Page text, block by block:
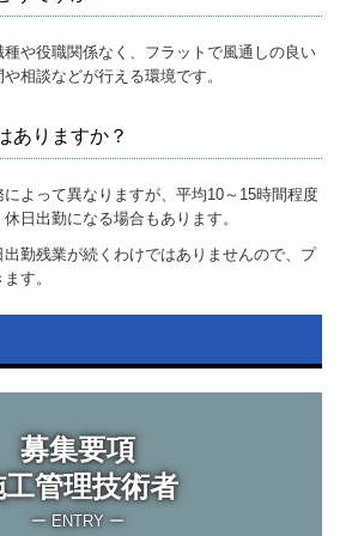
や役職関係なく、フラットで風通しの良い
相談などが行える環境です。
ありますか？
よって異なりますが、平均10～15時間程度
日出勤になる場合もあります。
勤残業が続くわけではありませんので、プ
す。
募集要項
工管理技術者
ー ENTRY ー